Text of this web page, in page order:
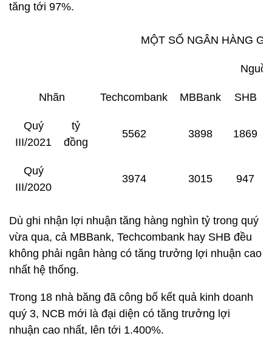
tăng tới 97%.
MỘT SỐ NGÂN HÀNG
Nhãn Techcombank MBBank SHB
Quý
III/2021
tỷ
đồng
5562 3898 1869
Quý
III/2020
3974 3015 947
Dù ghi nhận lợi nhuận tăng hàng nghìn tỷ trong quý
vừa qua, cả MBBank, Techcombank hay SHB đều
không phải ngân hàng có tăng trưởng lợi nhuận cao
nhất hệ thống.
Trong 18 nhà băng đã công bố kết quả kinh doanh
quý 3, NCB mới là đại diện có tăng trưởng lợi
nhuận cao nhất, lên tới 1.400%.